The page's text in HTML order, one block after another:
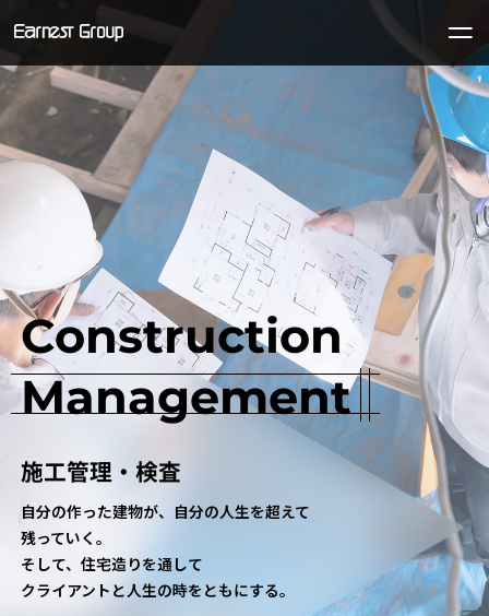
Construction
Management
施工管理・検査
自分の作った建物が、自分の人生を超えて
残っていく。
そして、住宅造りを通して
クライアントと人生の時をともにする。